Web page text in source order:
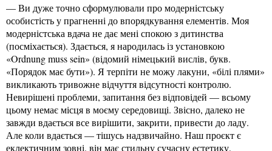
— Ви дуже точно сформулювали про модерністську
особистість у прагненні до впорядкування елементів. Моя
модерністська вдача не дає мені спокою з дитинства
(посміхається). Здається, я народилась із установкою
«Ordnung muss sein» (відомий німецький вислів, букв.
«Порядок має бути»). Я терпіти не можу лакуни, «білі плями»
викликають тривожне відчуття відсутності контролю.
Невирішені проблеми, запитання без відповідей — всьому
цьому немає місця в моєму середовищі. Звісно, далеко не
завжди вдається все вирішити, закрити, привести до ладу.
Але коли вдається — тішусь надзвичайно. Наш проєкт є
еклектичним зовні, він має стильну сучасну естетику,